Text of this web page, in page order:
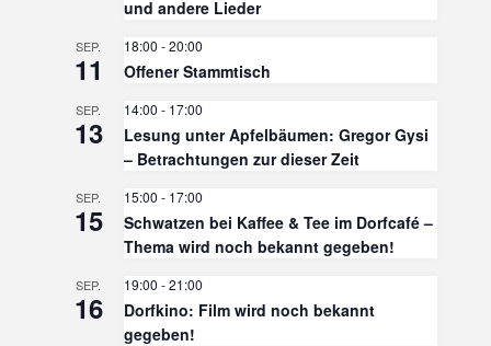
und andere Lieder
SEP.
11
18:00 -20:00
Offener Stammtisch
SEP.
13
14:00 - 17:00
Lesung unter Apfelbäumen: Gregor Gysi
– Betrachtungen zur dieser Zeit
SEP.
15
15:00 - 17:00
Schwatzen bei Kaffee & Tee im Dorfcafé –
Thema wird noch bekannt gegeben!
SEP.
16
19:00 -21:00
Dorfkino: Film wird noch bekannt
gegeben!